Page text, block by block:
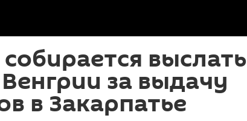
выслать
за выдачу
в Закарпатье